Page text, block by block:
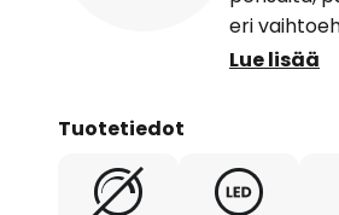
eri
polttimo
Lue lisää
Tuotetiedot